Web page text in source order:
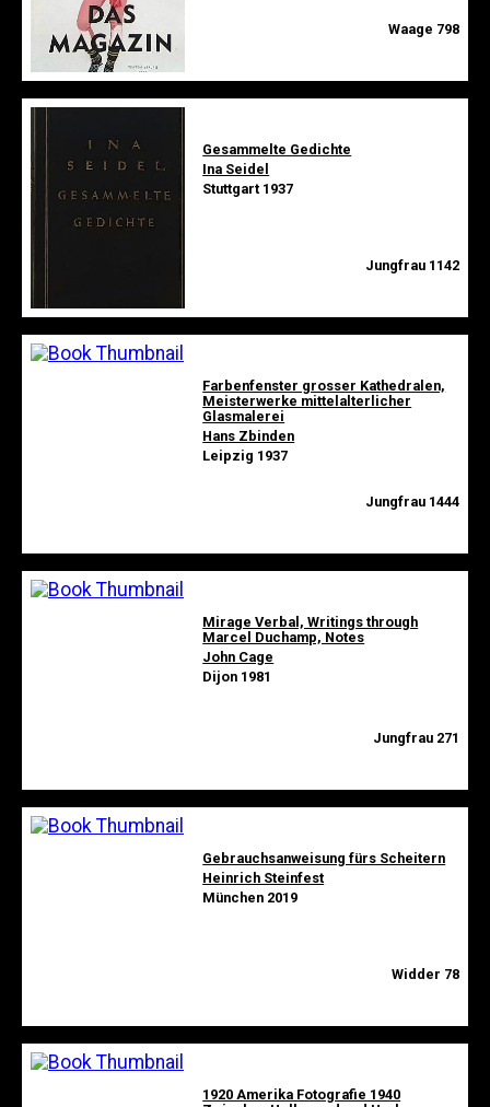
Waage 798
Gesammelte Gedichte
Ina Seidel
Stuttgart 1937
Jungfrau 1142
Farbenfenster grosser Kathedralen,
Meisterwerke mittelalterlicher
Glasmalerei
Hans Zbinden
Leipzig 1937
Jungfrau 1444
Mirage Verbal, Writings through
Marcel Duchamp, Notes
John Cage
Dijon 1981
Jungfrau 271
Gebrauchsanweisung fürs Scheitern
Heinrich Steinfest
München 2019
Widder 78
1920 Amerika Fotografie 1940